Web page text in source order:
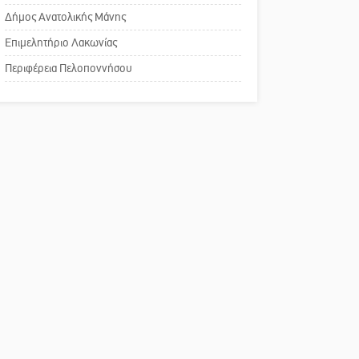
ΔΥΠΑ: Επιπλέον 8.000
επιδοτούμενες θέσεις στο
πρόγραμμα απασχόλησης
ανέργων 55 ετών και άνω
Πού βρίσκεται το ιστορικό
κέντρο της Σπάρτης;
Δήμος Ανατολικής Μάνης
Επιμελητήριο Λακωνίας
Περιφέρεια Πελοποννήσου